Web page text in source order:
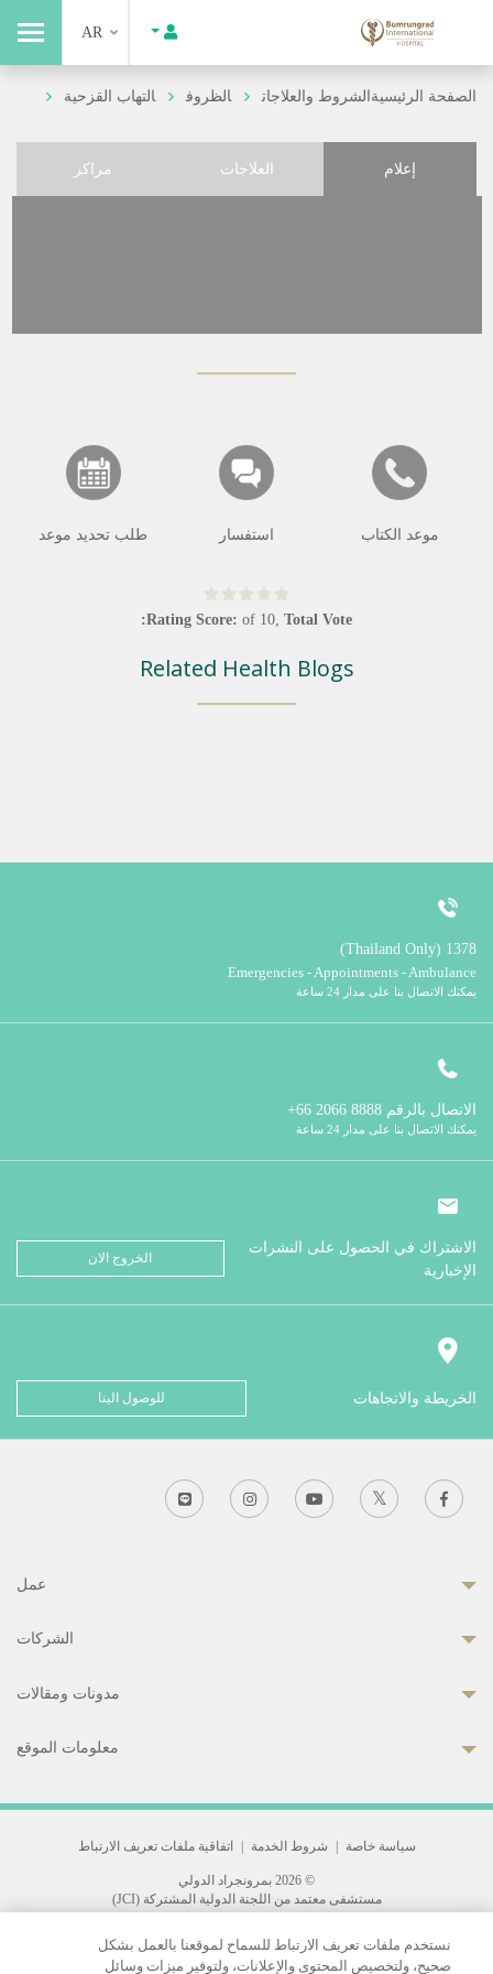
AR
الصفحة الرئيسيةالشروط والعلاجات الظروف التهاب القزحية
إعلام العلاجات مراكز
موعد الكتاب استفسار طلب تحديد موعد
Rating Score: of 10, Total Vote:
Related Health Blogs
1378 (Thailand Only)
Emergencies - Appointments - Ambulance
يمكنك الاتصال بنا على مدار 24 ساعة
الاتصال بالرقم
يمكنك الاتصال بنا على مدار 24 ساعة
الاشتراك في الحصول على النشرات
الإخبارية
الخروج الان
الخريطة والاتجاهات للوصول الينا
عمل
الشركات
مدونات ومقالات
معلومات الموقع
سياسة خاصة شروط الخدمة اتفاقية ملفات تعريف الارتباط
© 2026 بمرونجراد الدولي
مستشفى معتمد من اللجنة الدولية المشتركة (JCI)
33 Sukhumvit 3, Wattana, Bangkok 10110 Thailand.
All rights reserved.
نستخدم ملفات تعريف الارتباط للسماح لموقعنا بالعمل بشكل
صحيح، ولتخصيص المحتوى والإعلانات، ولتوفير ميزات وسائل